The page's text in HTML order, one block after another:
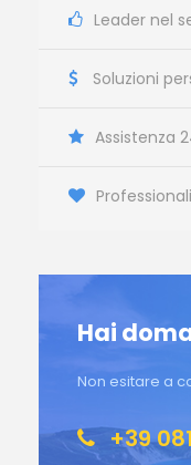
Leader nel
Soluzioni
Assistenza
Hai
Non esitare a
+39